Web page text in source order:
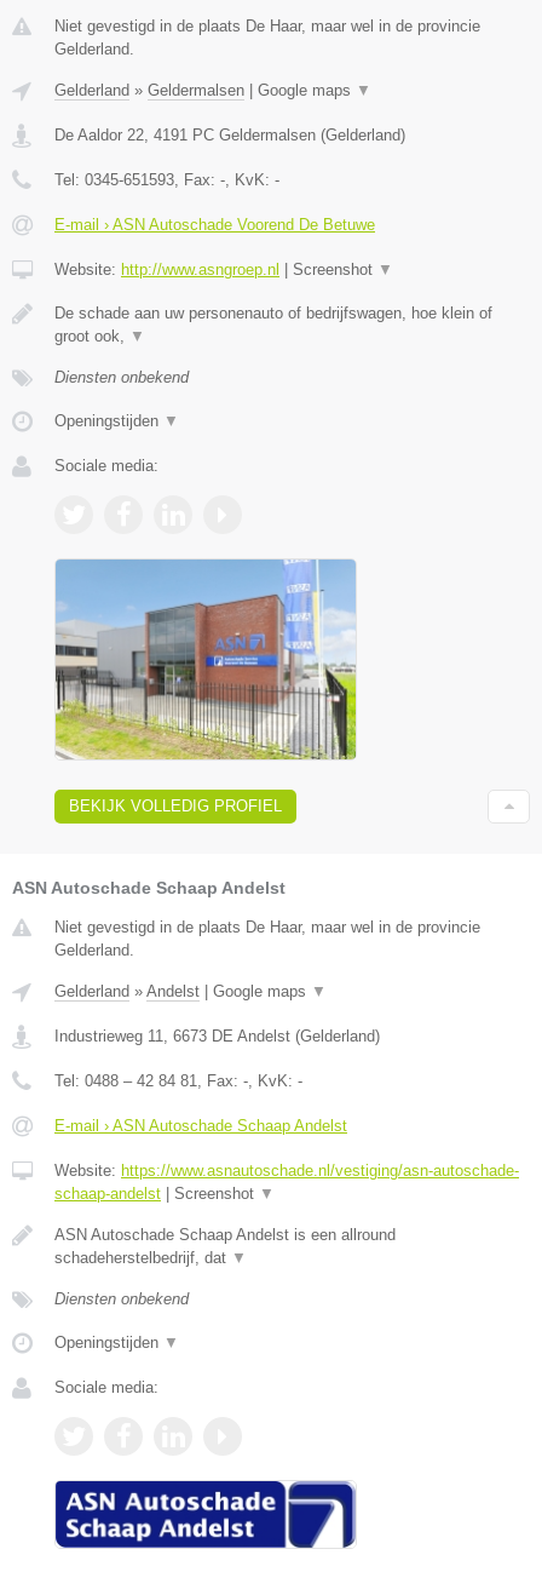
Niet gevestigd in de plaats De Haar, maar wel in de provincie
Gelderland.
Gelderland » Geldermalsen Google maps ▼
De Aaldor 22, 4191 PC Geldermalsen (Gelderland)
Tel: 0345-651593, Fax: -, KvK: -
E-mail › ASN Autoschade Voorend De Betuwe
Website: http://www.asngroep.nl Screenshot ▼
De schade aan uw personenauto of bedrijfswagen, hoe klein of
groot ook, ▼
Diensten onbekend
Openingstijden ▼
Sociale media:
BEKIJK VOLLEDIG PROFIEL
ASN Autoschade Schaap Andelst
Niet gevestigd in de plaats De Haar, maar wel in de provincie
Gelderland.
Gelderland » Andelst Google maps ▼
Industrieweg 11 6673 DE Andelst (Gelderland)
Tel: 0488 – 42 84 81 , Fax: - , KvK: -
E-mail › ASN Autoschade Schaap Andelst
Website: https://www.asnautoschade.nl/vestiging/asn-autoschade-
schaap-andelst
Screenshot ▼
ASN Autoschade Schaap Andelst is een allround
schadeherstelbedrijf, dat ▼
Diensten onbekend
Openingstijden ▼
Sociale media: